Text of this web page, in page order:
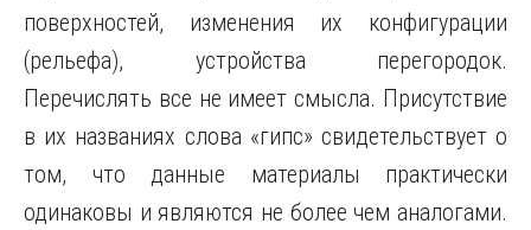
поверхностей, изменения их конфигурации
(рельефа), устройства перегородок.
Перечислять все не имеет смысла. Присутствие
в их названиях слова «гипс» свидетельствует о
том, что данные материалы практически
одинаковы и являются не более чем аналогами.